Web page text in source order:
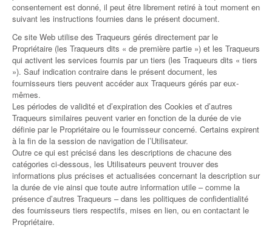
consentement est donné, il peut être librement retiré à tout moment en
suivant les instructions fournies dans le présent document.
Ce site Web utilise des Traqueurs gérés directement par le
Propriétaire (les Traqueurs dits « de première partie ») et les Traqueurs
qui activent les services fournis par un tiers (les Traqueurs dits « tiers
»). Sauf indication contraire dans le présent document, les
fournisseurs tiers peuvent accéder aux Traqueurs gérés par eux-
mêmes.
Les périodes de validité et d’expiration des Cookies et d’autres
Traqueurs similaires peuvent varier en fonction de la durée de vie
définie par le Propriétaire ou le fournisseur concerné. Certains expirent
à la fin de la session de navigation de l’Utilisateur.
Outre ce qui est précisé dans les descriptions de chacune des
catégories ci-dessous, les Utilisateurs peuvent trouver des
informations plus précises et actualisées concernant la description sur
la durée de vie ainsi que toute autre information utile – comme la
présence d’autres Traqueurs – dans les politiques de confidentialité
des fournisseurs tiers respectifs, mises en lien, ou en contactant le
Propriétaire.